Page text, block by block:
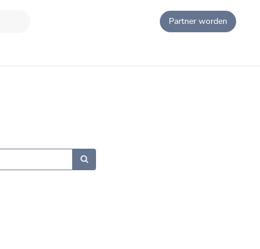
Partner worden